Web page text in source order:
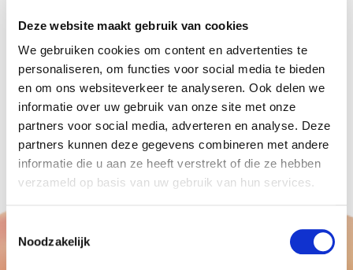
Deze website maakt gebruik van cookies
We gebruiken cookies om content en advertenties te
personaliseren, om functies voor social media te bieden
en om ons websiteverkeer te analyseren. Ook delen we
informatie over uw gebruik van onze site met onze
partners voor social media, adverteren en analyse. Deze
partners kunnen deze gegevens combineren met andere
informatie die u aan ze heeft verstrekt of die ze hebben
verzameld op basis van uw gebruik van hun services.
Noodzakelijk
Voor Run2Day mooie ballonnenboog geleverd te
Veenendaal. Voor Souvenirswinkel te Edam 2
ballon pilaren geleverd. In Lobith (bij Zevenaar)
geleverd 2 ballon pilaren met cijfers, 2 ballon
pilaren met hart als topballon en nog een
honderd tal bedrukte ballonnen.